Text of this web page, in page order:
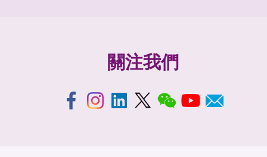
關注我們